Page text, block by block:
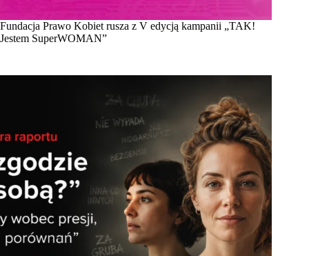
Fundacja Prawo Kobiet rusza z V edycją kampanii „TAK!
Jestem SuperWOMAN”